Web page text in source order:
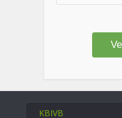
KBIVB